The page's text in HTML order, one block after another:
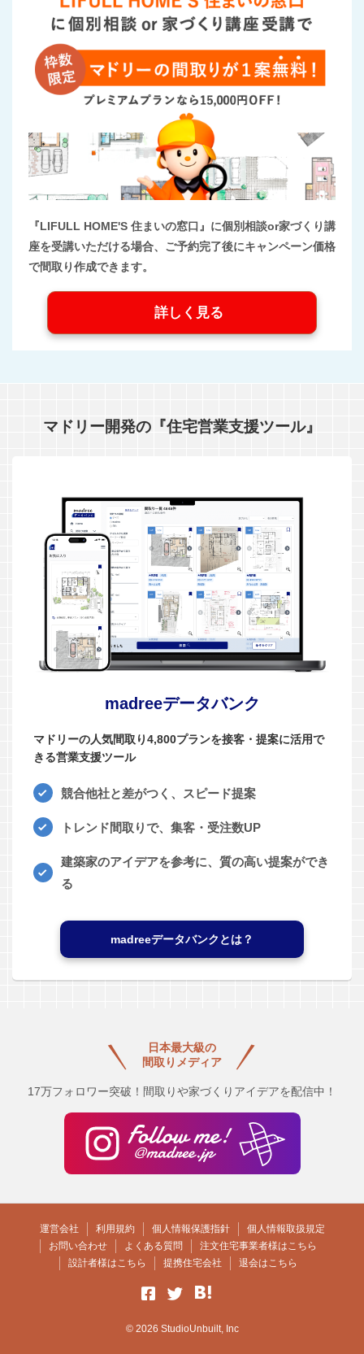
『LIFULL HOME'S 住まいの窓口』に個別相談or家づくり講
座を受講いただける場合、ご予約完了後にキャンペーン価格
で間取り作成できます。
詳しく見る
マドリー開発の『住宅営業支援ツール』
madreeデータバンク
マドリーの人気間取り4,800プランを接客・提案に活用で
きる営業支援ツール
競合他社と差がつく、スピード提案
トレンド間取りで、集客・受注数UP
建築家のアイデアを参考に、質の高い提案ができ
る
madreeデータバンクとは？
日本最大級の
間取りメディア
17万フォロワー突破！間取りや家づくりアイデアを配信中！
運営会社 利用規約 個人情報保護指針
個人情報取扱規定
お問い合わせ
よくある質問
注文住宅事業者様はこちら
設計者様はこちら
提携住宅会社 退会はこちら
© 2026 StudioUnbuilt, Inc